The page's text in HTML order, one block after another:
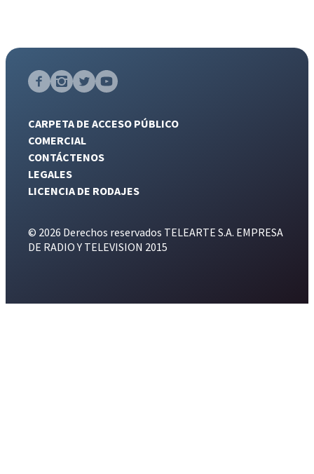
CARPETA DE ACCESO PÚBLICO
COMERCIAL
CONTÁCTENOS
LEGALES
LICENCIA DE RODAJES
© 2026 Derechos reservados TELEARTE S.A. EMPRESA
DE RADIO Y TELEVISION 2015